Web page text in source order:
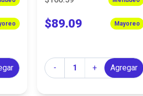
$89.09 Mayoreo
-
Cantidad + Agregar